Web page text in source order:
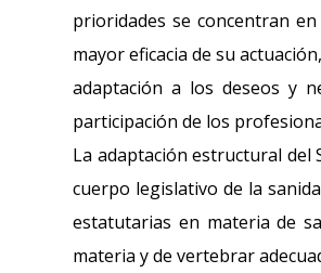
prioridades se concentran
mayor eficacia de su
adaptación a los deseos y
participación de los
La adaptación estructural del
cuerpo legislativo de la
estatutarias en materia de
materia y de vertebrar